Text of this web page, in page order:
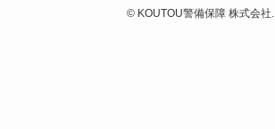
©KOUTOU警備保障 株式会社.